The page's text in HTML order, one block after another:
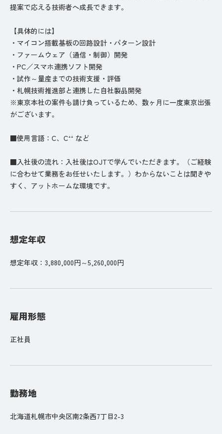
提案で応える技術者へ成長できます。
【具体的には】
・マイコン搭載基板の回路設計・パターン設計
・ファームウェア（通信・制御）開発
・PC／スマホ連携ソフト開発
・試作～量産までの技術支援・評価
・札幌技術推進部と連携した自社製品開発
※東京本社の案件も請け負っているため、数ヶ月に一度東京出張
がございます。
■使用言語：C、C⁺⁺ など
■入社後の流れ：入社後はOJTで学んでいただきます。（ご経験
に合わせて業務をお任せいたします。）わからないことは聞きや
すく、アットホームな環境です。
想定年収
想定年収：3,880,000円～5,260,000円
雇用形態
正社員
勤務地
北海道札幌市中央区南2条西7丁目2-3